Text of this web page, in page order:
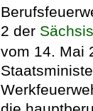
2 der
vom 14. Mai